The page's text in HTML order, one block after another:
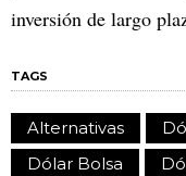
inversión de largo
TAGS
Alternativas
Dólar Bolsa